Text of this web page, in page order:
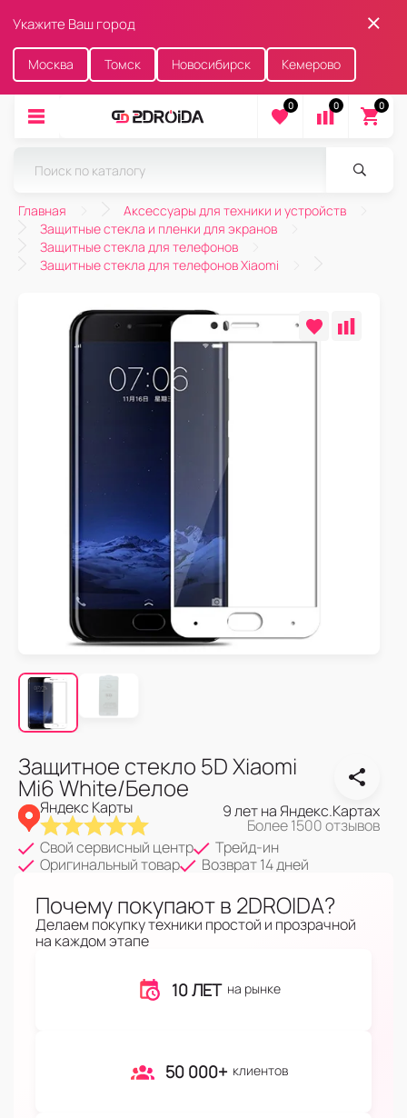
Укажите Ваш город
Москва Томск Новосибирск Кемерово
0 0 0
Главная
Аксессуары для техники и устройств
Защитные стекла и пленки для экранов
Защитные стекла для телефонов
Защитные стекла для телефонов Xiaomi
Защитное стекло 5D Xiaomi
Mi6 White/Белое
Яндекс Карты 9 лет на Яндекс.Картах
Более 1500 отзывов
Свой сервисный центр
Трейд-ин
Оригинальный товар
Возврат 14 дней
Почему покупают в 2DROIDA?
Делаем покупку техники простой и прозрачной
на каждом этапе
10 ЛЕТ на рынке
50 000+ клиентов